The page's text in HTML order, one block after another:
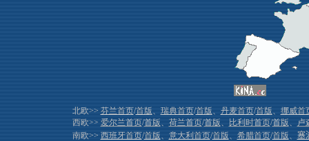
北欧>>芬兰首页/首版、瑞典首页/首版、丹麦首页/首版、挪威首
西欧>>爱尔兰首页/首版、荷兰首页/首版、比利时首页/首版、卢
南欧>>西班牙首页/首版、意大利首页/首版、希腊首页/首版、塞